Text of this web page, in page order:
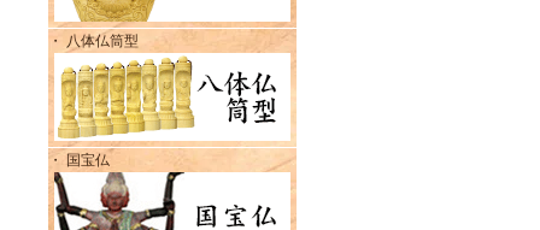
・ 八体仏筒型
・ 国宝仏